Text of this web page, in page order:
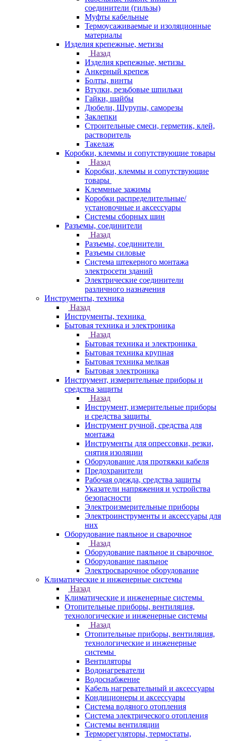
соединители (гильзы)
Муфты кабельные
Термоусаживаемые и изоляционные
материалы
Изделия крепежные, метизы
Назад
Изделия крепежные, метизы
Анкерный крепеж
Болты, винты
Втулки, резьбовые шпильки
Гайки, шайбы
Дюбели, Шурупы, саморезы
Заклепки
Строительные смеси, герметик, клей,
растворитель
Такелаж
Коробки, клеммы и сопутствующие товары
Назад
Коробки, клеммы и сопутствующие
товары
Клеммные зажимы
Коробки распределительные/
установочные и аксессуары
Системы сборных шин
Разъемы, соединители
Назад
Разъемы, соединители
Разъемы силовые
Система штекерного монтажа
электросети зданий
Электрические соединители
различного назначения
Инструменты, техника
Назад
Инструменты, техника
Бытовая техника и электроника
Назад
Бытовая техника и электроника
Бытовая техника крупная
Бытовая техника мелкая
Бытовая электроника
Инструмент, измерительные приборы и
средства защиты
Назад
Инструмент, измерительные приборы
и средства защиты
Инструмент ручной, средства для
монтажа
Инструменты для опрессовки, резки,
снятия изоляции
Оборудование для протяжки кабеля
Предохранители
Рабочая одежда, средства защиты
Указатели напряжения и устройства
безопасности
Электроизмерительные приборы
Электроинструменты и аксессуары для
них
Оборудование паяльное и сварочное
Назад
Оборудование паяльное и сварочное
Оборудование паяльное
Электросварочное оборудование
Климатические и инженерные системы
Назад
Климатические и инженерные системы
Отопительные приборы, вентиляция,
технологические и инженерные системы
Назад
Отопительные приборы, вентиляция,
технологические и инженерные
системы
Вентиляторы
Водонагреватели
Водоснабжение
Кабель нагревательный и аксессуары
Кондиционеры и аксессуары
Система водяного отопления
Система электрического отопления
Системы вентиляции
Терморегуляторы, термостаты,